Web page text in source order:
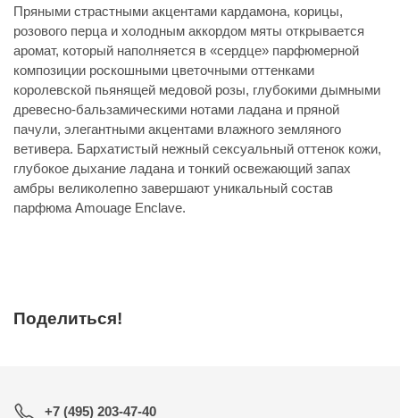
Пряными страстными акцентами кардамона, корицы,
розового перца и холодным аккордом мяты открывается
аромат, который наполняется в «сердце» парфюмерной
композиции роскошными цветочными оттенками
королевской пьянящей медовой розы, глубокими дымными
древесно-бальзамическими нотами ладана и пряной
пачули, элегантными акцентами влажного земляного
ветивера. Бархатистый нежный сексуальный оттенок кожи,
глубокое дыхание ладана и тонкий освежающий запах
амбры великолепно завершают уникальный состав
парфюма Amouage Enclave.
Поделиться!
+7 (495) 203-47-40